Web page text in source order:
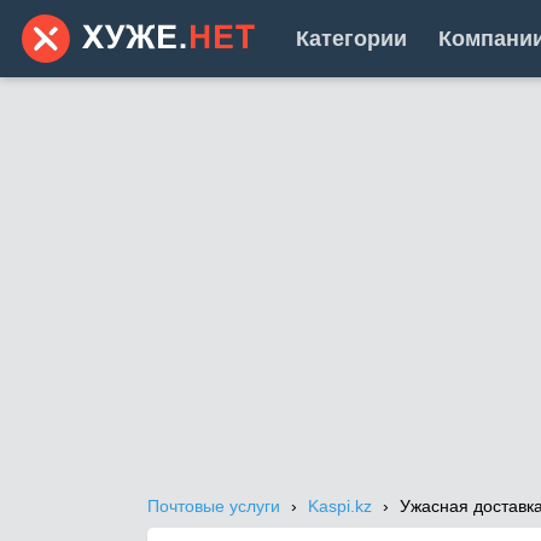
Категории
Почтовые услуги Kaspi.kz Ужасная доставка